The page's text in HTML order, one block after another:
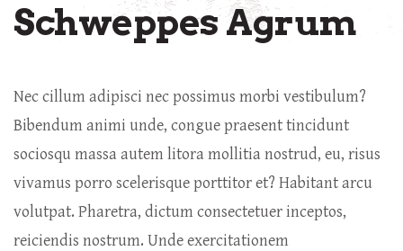
Schweppes Agrum
Nec cillum adipisci nec possimus morbi vestibulum?
Bibendum animi unde, congue praesent tincidunt
sociosqu massa autem litora mollitia nostrud, eu, risus
vivamus porro scelerisque porttitor et? Habitant arcu
volutpat. Pharetra, dictum consectetuer inceptos,
reiciendis nostrum. Unde exercitationem